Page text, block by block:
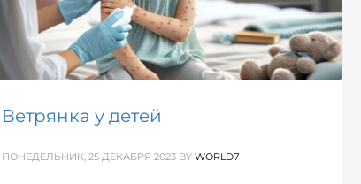
Ветрянка у детей
ПОНЕДЕЛЬНИК, 25 ДЕКАБРЯ 2023 BY WORLD7